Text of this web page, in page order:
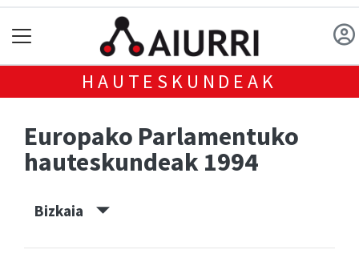
HAUTESKUNDEAK
Europako Parlamentuko
hauteskundeak 1994
Bizkaia